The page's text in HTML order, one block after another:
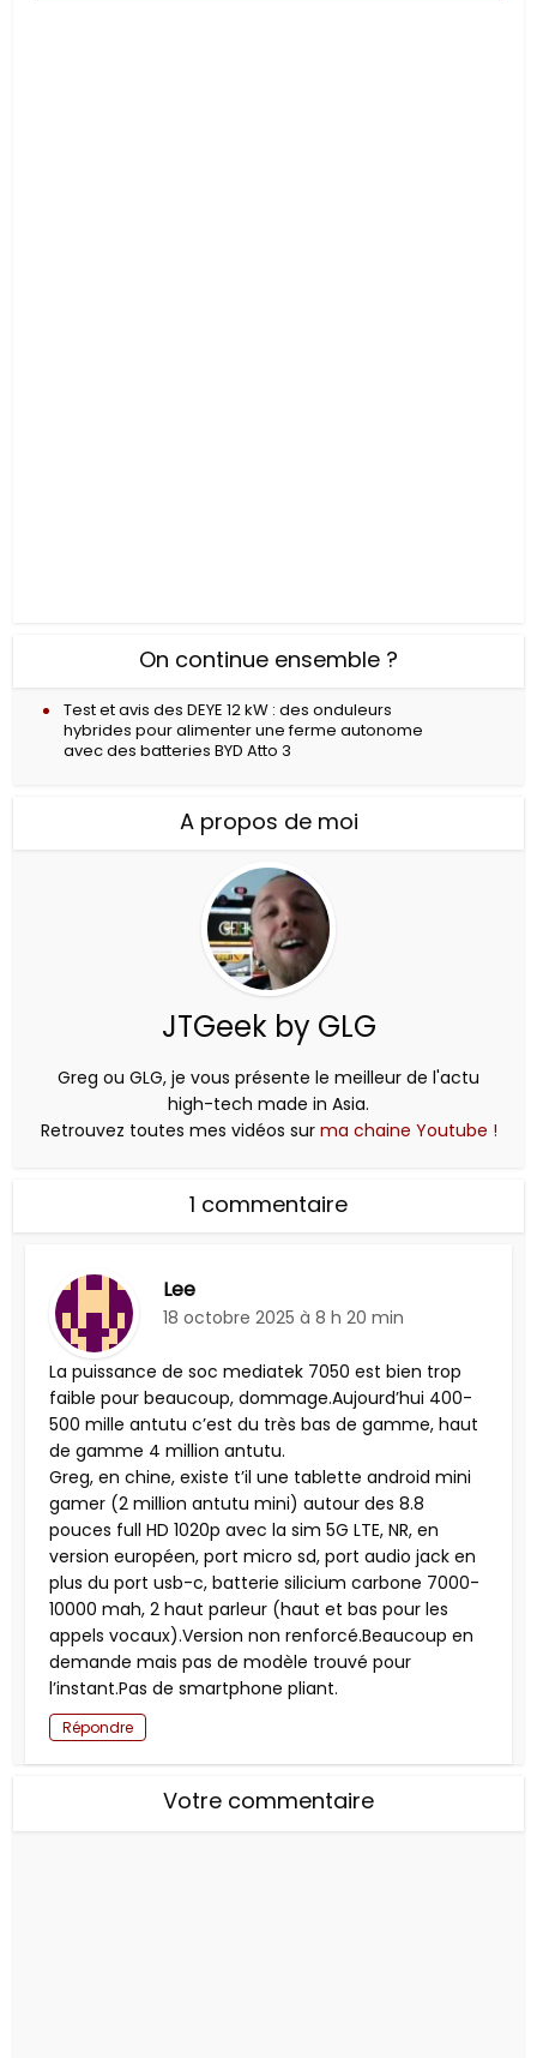
On continue ensemble ?
Test et avis des DEYE 12 kW : des onduleurs
hybrides pour alimenter une ferme autonome
avec des batteries BYD Atto 3
A propos de moi
JTGeek by GLG
Greg ou GLG, je vous présente le meilleur de l'actu
high-tech made in Asia.
Retrouvez toutes mes vidéos sur ma chaine Youtube !
1 commentaire
Lee
18 octobre 2025 à 8 h 20 min
La puissance de soc mediatek 7050 est bien trop
faible pour beaucoup, dommage.Aujourd’hui 400-
500 mille antutu c’est du très bas de gamme, haut
de gamme 4 million antutu.
Greg, en chine, existe t’il une tablette android mini
gamer (2 million antutu mini) autour des 8.8
pouces full HD 1020p avec la sim 5G LTE, NR, en
version européen, port micro sd, port audio jack en
plus du port usb-c, batterie silicium carbone 7000-
10000 mah, 2 haut parleur (haut et bas pour les
appels vocaux).Version non renforcé.Beaucoup en
demande mais pas de modèle trouvé pour
l’instant.Pas de smartphone pliant.
Répondre
Votre commentaire